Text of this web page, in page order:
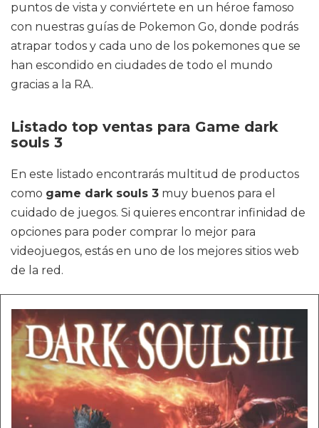
puntos de vista y conviértete en un héroe famoso
con nuestras guías de Pokemon Go, donde podrás
atrapar todos y cada uno de los pokemones que se
han escondido en ciudades de todo el mundo
gracias a la RA.
Listado top ventas para Game dark
souls 3
En este listado encontrarás multitud de productos
como game dark souls 3 muy buenos para el
cuidado de juegos. Si quieres encontrar infinidad de
opciones para poder comprar lo mejor para
videojuegos, estás en uno de los mejores sitios web
de la red.